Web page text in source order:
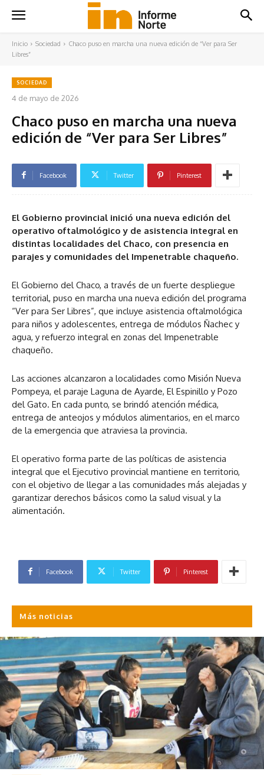
Inicio Sociedad
Chaco puso en marcha una nueva edición de “Ver para Ser
Libres”
SOCIEDAD
4 de mayo de 2026
Chaco puso en marcha una nueva
edición de “Ver para Ser Libres”
Facebook Twitter Pinterest
El Gobierno provincial inició una nueva edición del
operativo oftalmológico y de asistencia integral en
distintas localidades del Chaco, con presencia en
parajes y comunidades del Impenetrable chaqueño.
El Gobierno del Chaco, a través de un fuerte despliegue
territorial, puso en marcha una nueva edición del programa
“Ver para Ser Libres”, que incluye asistencia oftalmológica
para niños y adolescentes, entrega de módulos Ñachec y
agua, y refuerzo integral en zonas del Impenetrable
chaqueño.
Las acciones alcanzaron a localidades como Misión Nueva
Pompeya, el paraje Laguna de Ayarde, El Espinillo y Pozo
del Gato. En cada punto, se brindó atención médica,
entrega de anteojos y módulos alimentarios, en el marco
de la emergencia que atraviesa la provincia.
El operativo forma parte de las políticas de asistencia
integral que el Ejecutivo provincial mantiene en territorio,
con el objetivo de llegar a las comunidades más alejadas y
garantizar derechos básicos como la salud visual y la
alimentación.
Facebook Twitter Pinterest
Más noticias